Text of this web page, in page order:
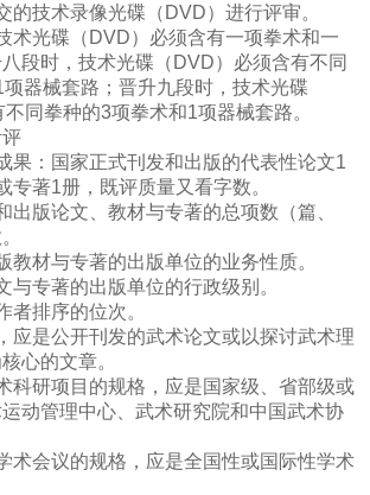
的技术录像光碟（DVD）进行评审。
术光碟（DVD）必须含有一项拳术和一
段时，技术光碟（DVD）必须含有不同
器械套路；晋升九段时，技术光碟
不同拳种的3项拳术和1项器械套路。
果：国家正式刊发和出版的代表性论文1
专著1册，既评质量又看字数。
出版论文、教材与专著的总项数（篇、
教材与专著的出版单位的业务性质。
与专著的出版单位的行政级别。
者排序的位次。
应是公开刊发的武术论文或以探讨武术理
心的文章。
科研项目的规格，应是国家级、省部级或
动管理中心、武术研究院和中国武术协
术会议的规格，应是全国性或国际性学术